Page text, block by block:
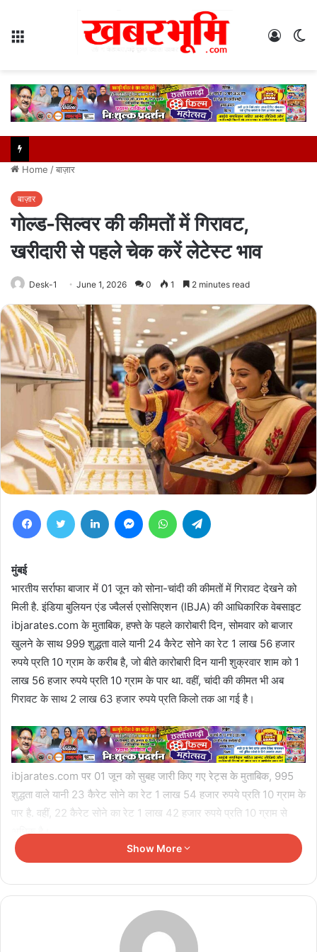
Log
Home /बाज़ार
बाज़ार
गोल्ड-सिल्वर की कीमतों में गिरावट,
खरीदारी से पहले चेक करें लेटेस्ट भाव
Desk-1 June 1, 2026 0 1 2 minutes read
FacebookTwitter LinkedIn MessengerWhatsApp
मुंबई
भारतीय सर्राफा बाजार में 01 जून को सोना-चांदी की कीमतों में गिरावट देखने को
मिली है. इंडिया बुलियन एंड ज्वैलर्स एसोसिएशन (IBJA) की आधिकारिक वेबसाइट
ibjarates.com के मुताबिक, हफ्ते के पहले कारोबारी दिन, सोमवार को बाजार
खुलने के साथ 999 शुद्धता वाले यानी 24 कैरेट सोने का रेट 1 लाख 56 हजार
रुपये प्रति 10 ग्राम के करीब है, जो बीते कारोबारी दिन यानी शुक्रवार शाम को 1
लाख 56 हजार रुपये प्रति 10 ग्राम के पार था. वहीं, चांदी की कीमत भी अब
गिरावट के साथ 2 लाख 63 हजार रुपये प्रति किलो तक आ गई है।
ibjarates.com पर 01 जून को सुबह जारी किए गए रेट्स के मुताबिक, 995
शुद्धता वाले यानी 23 कैरेट सोने का रेट 1 लाख 54 हजार रुपये प्रति 10 ग्राम के
पार है. वहीं, 22 कैरेट सोने का रेट 1 लाख 42 हजार रुपये प्रति 10 ग्राम से
अधिक है।
सोमवार से शुक्रवार रोज सुबह और शाम रेट जारी नहीं किए जाते हैं. आइए देखते हैं
Show More